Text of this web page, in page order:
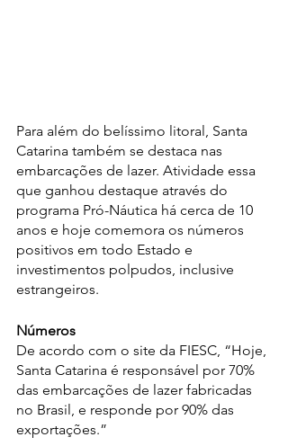
Para além do belíssimo litoral, Santa
Catarina também se destaca nas
embarcações de lazer. Atividade essa
que ganhou destaque através do
programa Pró-Náutica há cerca de 10
anos e hoje comemora os números
positivos em todo Estado e
investimentos polpudos, inclusive
estrangeiros.
Números
De acordo com o site da FIESC, “Hoje,
Santa Catarina é responsável por 70%
das embarcações de lazer fabricadas
no Brasil, e responde por 90% das
exportações.”